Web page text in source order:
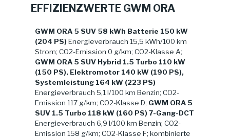
EFFIZIENZWERTE GWM ORA
GWM ORA 5 SUV 58 kWh Batterie 150 kW
(204 PS) Energieverbrauch 15,5 kWh/100 km
Strom; CO2-Emission 0 g/km; CO2-Klasse A;
GWM ORA 5 SUV Hybrid 1.5 Turbo 110 kW
(150 PS), Elektromotor 140 kW (190 PS),
Systemleistung 164 kW (223 PS)
Energieverbrauch 5,1 l/100 km Benzin; CO2-
Emission 117 g/km; CO2-Klasse D; GWM ORA 5
SUV 1.5 Turbo 118 kW (160 PS) 7-Gang-DCT
Energieverbrauch 6,9 l/100 km Benzin; CO2-
Emission 158 g/km; CO2-Klasse F; kombinierte